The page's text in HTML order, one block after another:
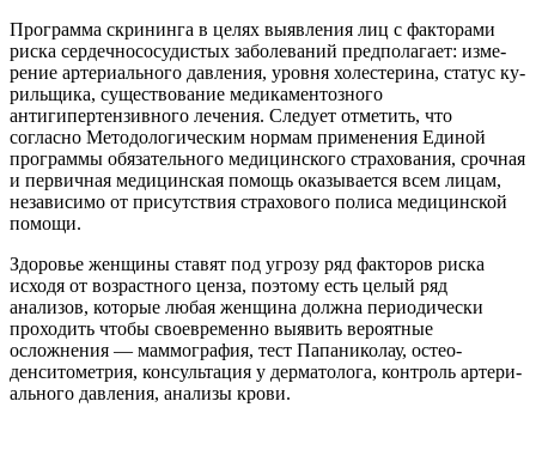
Программа скрининга в це­лях выявления лиц с факторами
риска сердечнососудистых за­болеваний предполагает: изме­
рение артериального давления, уровня холестерина, статус ку­
рильщика, существование меди­каментозного
антигипертензив­ного лечения. Следует отметить, что
согласно Методологическим нормам применения Единой
программы обязательного меди­цинского страхования, срочная
и первичная медицинская помощь оказывается всем лицам,
незави­симо от присутствия страхового полиса медицинской
помощи.
Здоровье женщины ставят под угрозу ряд факторов риска
исходя от возрастного ценза, по­этому есть целый ряд
анализов, которые любая женщина долж­на периодически
проходить что­бы своевременно выявить веро­ятные
осложнения — маммогра­фия, тест Папаниколау, остео­
денситометрия, консультация у дерматолога, контроль артери­
ального давления, анализы кро­ви.